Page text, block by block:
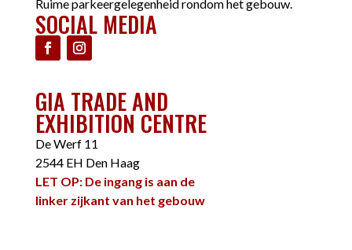
Ruime parkeergelegenheid rondom het gebouw.
SOCIAL MEDIA
GIA TRADE AND
EXHIBITION CENTRE
De Werf 11
2544 EH Den Haag
LET OP: De ingang is aan de
linker zijkant van het gebouw